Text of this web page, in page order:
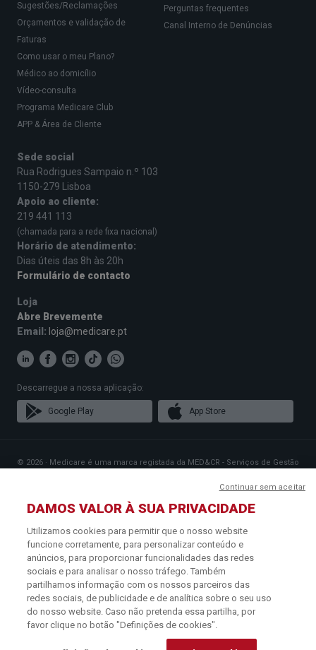
Sugestões/Reclamações
Orçamentos e validação de
Faturas
Como usar o meu Plano?
Médico ao domicílio
Vídeo-consulta
Programa Medicare Club
APP & Área de Cliente
Perguntas frequentes
Canal Interno de Denúncias
Sede social
Rua Rodrigues Sampaio n.º 103
1150-279 Lisboa
Apoio ao cliente:
219 441 113
(chamada para a rede fixa nacional)
Horário de atendimento:
Dias úteis das 8h às 20h
Formulário de contacto
Loja
Abre Brevemente
Email: loja@medicare.pt
Descarregue a nossa aplicação:
Google Play App Store
© 2026 · Medicare é uma marca registada da MED&CR - Serviços de Gestão
sede social em Rua Rodrigues Sampaio n.º 103, 1150-279 Lisboa, que gere
Parceiros especializados na prestação de cuidados de saúde.
(chamada para a rede fixa nacional) ouinfo@medicare.pt
Política de Cookies·Termos e Condições· Política de Privacidade
DAMOS VALOR À SUA PRIVACIDADE
Utilizamos cookies para permitir que o nosso website
funcione corretamente, para personalizar conteúdo e
anúncios, para proporcionar funcionalidades das redes
sociais e para analisar o nosso tráfego. Também
partilhamos informação com os nossos parceiros das
redes sociais, de publicidade e de analítica sobre o seu uso
do nosso website. Caso não pretenda essa partilha, por
favor clique no botão "Definições de cookies".
Continuar sem aceitar